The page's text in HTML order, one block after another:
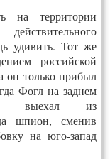
на территории
удивить. Тот же
российской
он только прибыл
Фогл на заднем
выехал из
шпион, сменив
на юго-запад